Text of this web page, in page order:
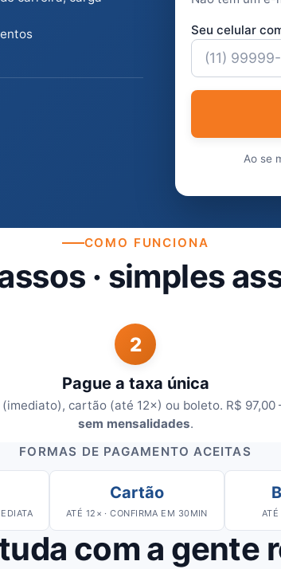
Seu celular
Ao se
COMO FUNCIONA
· simples
2
Pague a taxa única
(imediato), cartão (até 12×) ou boleto. R$
sem mensalidades.
FORMAS DE PAGAMENTO ACEITAS
Cartão
ATÉ 12× · CONFIRMA EM 30MIN
com a gente